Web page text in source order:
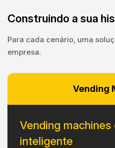
Construindo a sua
Para cada cenário, uma
empresa.
Vending
Vending
inteligente